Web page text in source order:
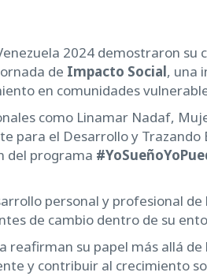
2024 demostraron su
de Impacto Social, una
en comunidades
como Linamar Nadaf,
para el Desarrollo y Trazando
del programa
personal y profesional de
de cambio dentro de su
reafirman su papel más allá de
y contribuir al crecimiento